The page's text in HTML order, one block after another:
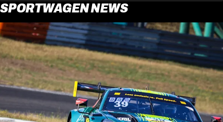
SPORTWAGEN NEWS